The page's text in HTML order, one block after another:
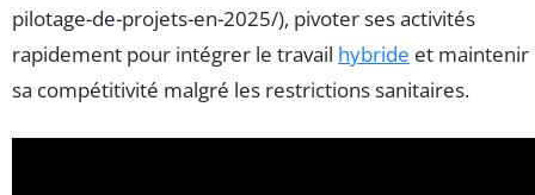
pilotage-de-projets-en-2025/), pivoter ses activités
rapidement pour intégrer le travail hybride et maintenir
sa compétitivité malgré les restrictions sanitaires.